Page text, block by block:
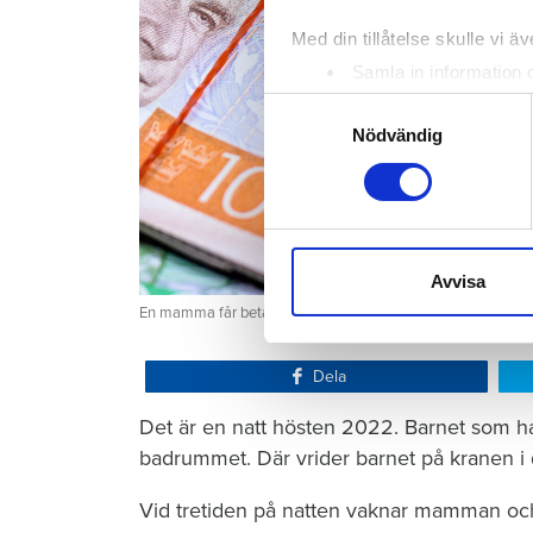
Med din tillåtelse skulle vi
Samla in information
Identifiera din enhet
Ta reda på mer om hur
eller dra tillbaka ditt
sociala medier och
till de sociala medier och
Nödvändig
Avvisa
En mamma får betala 300 000 kronor efter att ett barn
Dela
Det är en natt hösten 2022. Barnet som
badrummet. Där vrider barnet på kranen
Vid tretiden på natten vaknar mamman